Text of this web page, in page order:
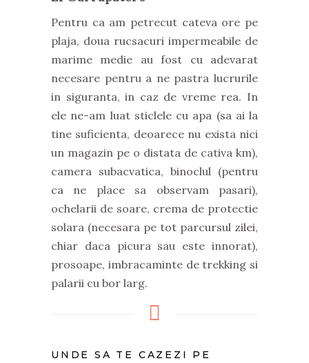
Pentru ca am petrecut cateva ore pe
plaja, doua rucsacuri impermeabile de
marime medie au fost cu adevarat
necesare pentru a ne pastra lucrurile
in siguranta, in caz de vreme rea. In
ele ne-am luat sticlele cu apa (sa ai la
tine suficienta, deoarece nu exista nici
un magazin pe o distata de cativa km),
camera subacvatica, binoclul (pentru
ca ne place sa observam pasari),
ochelarii de soare, crema de protectie
solara (necesara pe tot parcursul zilei,
chiar daca picura sau este innorat),
prosoape, imbracaminte de trekking si
palarii cu bor larg.
UNDE SA TE CAZEZI PE